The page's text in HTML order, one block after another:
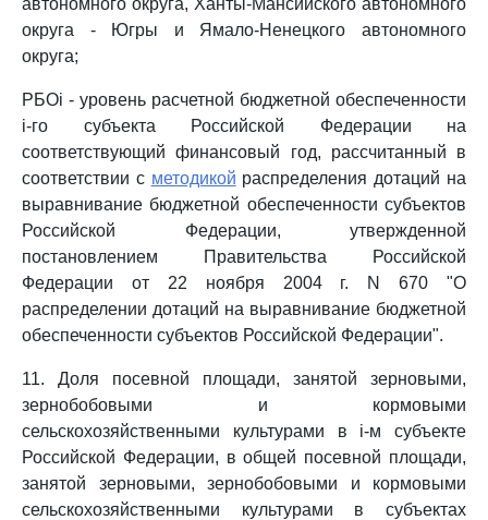
автономного округа, Ханты-Мансийского автономного
округа - Югры и Ямало-Ненецкого автономного
округа;
РБОi - уровень расчетной бюджетной обеспеченности
i-го субъекта Российской Федерации на
соответствующий финансовый год, рассчитанный в
соответствии с методикой распределения дотаций на
выравнивание бюджетной обеспеченности субъектов
Российской Федерации, утвержденной
постановлением Правительства Российской
Федерации от 22 ноября 2004 г. N 670 "О
распределении дотаций на выравнивание бюджетной
обеспеченности субъектов Российской Федерации".
11. Доля посевной площади, занятой зерновыми,
зернобобовыми и кормовыми
сельскохозяйственными культурами в i-м субъекте
Российской Федерации, в общей посевной площади,
занятой зерновыми, зернобобовыми и кормовыми
сельскохозяйственными культурами в субъектах